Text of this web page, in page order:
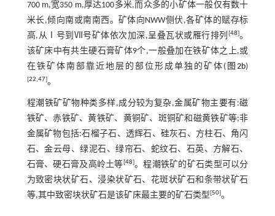
700 m,宽350 m,厚达100多米,而众多的小矿体一般仅有数十
米长,倾向南或南南西。矿体向NWW侧伏,各矿体的赋存标
高,从Ⅰ号到Ⅶ号矿体依次加深,呈叠瓦状或雁行排列 [48]。
该矿床中有共生硬石膏矿体9个,一般叠加在铁矿体之上,或
在铁矿体南部靠近地层的部位形成单独的矿体( 图2b)
[22,47]。
程潮铁矿矿物种类多样,成分较为复杂,金属矿物主要有:磁
铁矿、赤铁矿、黄铁矿、黄铜矿、斑铜矿和磁黄铁矿等;非
金属矿物包括:石榴子石、透辉石、硅灰石、方柱石、角闪
石、金云母、绿泥石、绿帘石、蛇纹石、石英、方解石、
石膏、硬石膏及高岭土等[48]。程潮铁矿的矿石类型可以分
为致密块状矿石、浸染状矿石、花斑状矿石和条带状矿石
等,其中致密块状矿石是该矿床最主要的矿石类型[50]。